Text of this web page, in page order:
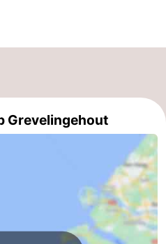
Grevelingehout